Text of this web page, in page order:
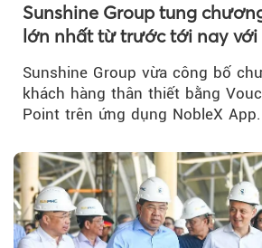
Sunshine Group tung
lớn nhất từ trước tới nay với
NobleX Point cho khách
Sunshine Group vừa công bố
khách hàng thân thiết bằng
Point trên ứng dụng NobleX